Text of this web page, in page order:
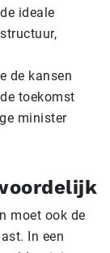
ideale
de kansen
toekomst
minister
moet ook de
In een